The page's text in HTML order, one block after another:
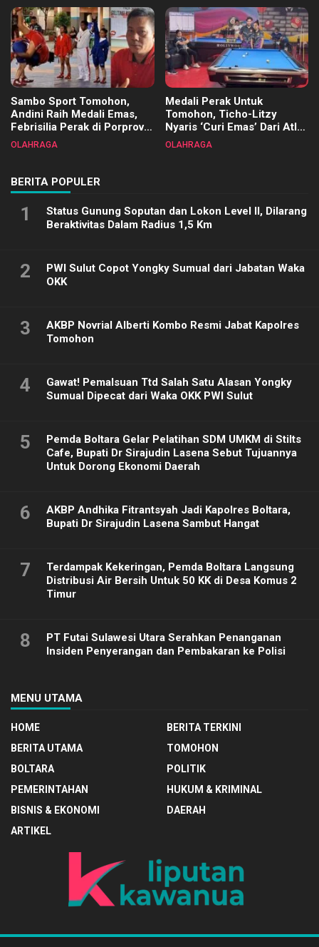
Sambo Sport Tomohon,
Andini Raih Medali Emas,
Febrisilia Perak di Porprov
Sulut 2025
OLAHRAGA
Medali Perak Untuk
Tomohon, Ticho-Litzy
Nyaris ‘Curi Emas’ Dari Atlet
Biliar PON di Porprov Sulut
OLAHRAGA
BERITA POPULER
1
Status Gunung Soputan dan Lokon Level II, Dilarang
Beraktivitas Dalam Radius 1,5 Km
2
PWI Sulut Copot Yongky Sumual dari Jabatan Waka
OKK
3
AKBP Novrial Alberti Kombo Resmi Jabat Kapolres
Tomohon
4
Gawat! Pemalsuan Ttd Salah Satu Alasan Yongky
Sumual Dipecat dari Waka OKK PWI Sulut
5
Pemda Boltara Gelar Pelatihan SDM UMKM di Stilts
Cafe, Bupati Dr Sirajudin Lasena Sebut Tujuannya
Untuk Dorong Ekonomi Daerah
6
AKBP Andhika Fitrantsyah Jadi Kapolres Boltara,
Bupati Dr Sirajudin Lasena Sambut Hangat
7
Terdampak Kekeringan, Pemda Boltara Langsung
Distribusi Air Bersih Untuk 50 KK di Desa Komus 2
Timur
8
PT Futai Sulawesi Utara Serahkan Penanganan
Insiden Penyerangan dan Pembakaran ke Polisi
MENU UTAMA
HOME
BERITA TERKINI
BERITA UTAMA
TOMOHON
BOLTARA
POLITIK
PEMERINTAHAN
HUKUM & KRIMINAL
BISNIS & EKONOMI
DAERAH
ARTIKEL